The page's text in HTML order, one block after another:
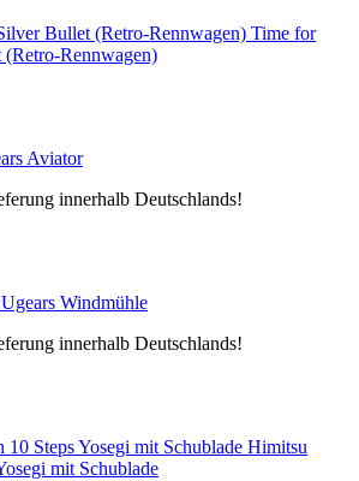
Time for
Rennwagen)
Aviator
innerhalb Deutschlands!
Ugears Windmühle
innerhalb Deutschlands!
Himitsu
mit Schublade